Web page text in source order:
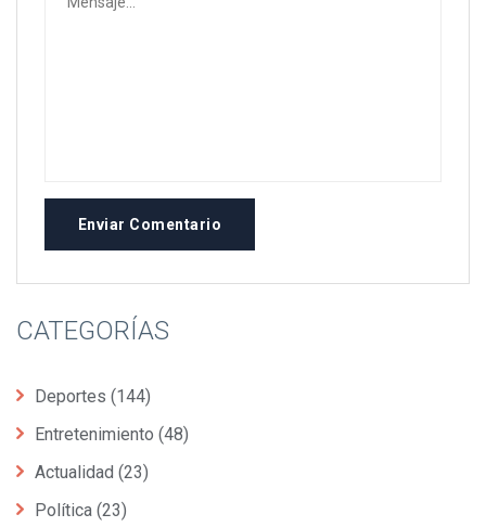
Enviar Comentario
CATEGORÍAS
Deportes (144)
Entretenimiento (48)
Actualidad (23)
Política (23)